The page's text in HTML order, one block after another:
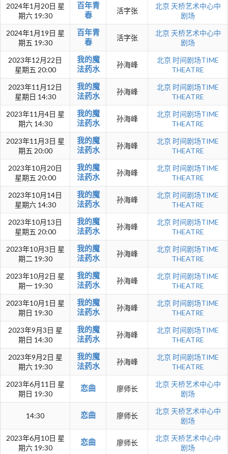
2024年1月20日 星
期六 19:30
百年青
春
活字张
北京 天桥艺术中心中
剧场
2024年1月19日 星
期五 19:30
百年青
春
活字张
北京 天桥艺术中心中
剧场
2023年12月22日
星期五 20:00
我的魔
法药水
孙海峰
北京 时间剧场TIME
THEATRE
2023年11月12日
星期日 14:30
我的魔
法药水
孙海峰
北京 时间剧场TIME
THEATRE
2023年11月4日 星
期六 14:30
我的魔
法药水
孙海峰
北京 时间剧场TIME
THEATRE
2023年11月3日 星
期五 20:00
我的魔
法药水
孙海峰
北京 时间剧场TIME
THEATRE
2023年10月20日
星期五 20:00
我的魔
法药水
孙海峰
北京 时间剧场TIME
THEATRE
2023年10月14日
星期六 14:30
我的魔
法药水
孙海峰
北京 时间剧场TIME
THEATRE
2023年10月13日
星期五 20:00
我的魔
法药水
孙海峰
北京 时间剧场TIME
THEATRE
2023年10月3日 星
期二 19:30
我的魔
法药水
孙海峰
北京 时间剧场TIME
THEATRE
2023年10月2日 星
期一 19:30
我的魔
法药水
孙海峰
北京 时间剧场TIME
THEATRE
2023年10月1日 星
期日 19:30
我的魔
法药水
孙海峰
北京 时间剧场TIME
THEATRE
2023年9月3日 星
期日 14:30
我的魔
法药水
孙海峰
北京 时间剧场TIME
THEATRE
2023年9月2日 星
期六 19:30
我的魔
法药水
孙海峰
北京 时间剧场TIME
THEATRE
2023年6月11日 星
期日 19:30
恋曲 廖师长
北京 天桥艺术中心中
剧场
14:30 恋曲 廖师长
北京 天桥艺术中心中
剧场
2023年6月10日 星
期六 19:30
恋曲 廖师长
北京 天桥艺术中心中
剧场